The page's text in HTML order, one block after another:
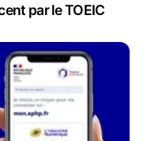
par le TOEIC